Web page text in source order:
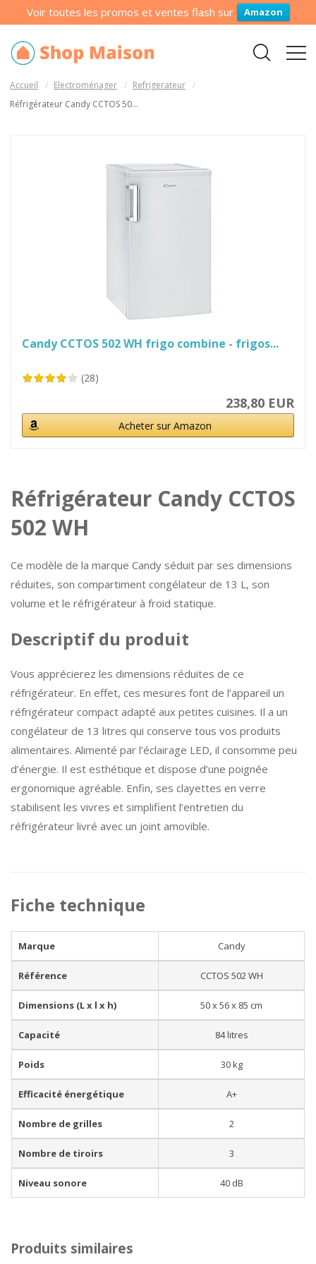
Voir toutes les promos et ventes flash sur Amazon
Accueil Electroménager
Refrigerateur
Réfrigérateur Candy CCTOS 50...
Candy CCTOS 502 WH frigo combine - frigos...
(28)
238,80 EUR
Acheter sur Amazon
Réfrigérateur Candy CCTOS
502 WH
Ce modèle de la marque Candy séduit par ses dimensions
réduites, son compartiment congélateur de 13 L, son
volume et le réfrigérateur à froid statique.
Descriptif du produit
Vous apprécierez les dimensions réduites de ce
réfrigérateur. En effet, ces mesures font de l’appareil un
réfrigérateur compact adapté aux petites cuisines. Il a un
congélateur de 13 litres qui conserve tous vos produits
alimentaires. Alimenté par l’éclairage LED, il consomme peu
d’énergie. Il est esthétique et dispose d’une poignée
ergonomique agréable. Enfin, ses clayettes en verre
stabilisent les vivres et simplifient l’entretien du
réfrigérateur livré avec un joint amovible.
Fiche technique
Marque Candy
Référence CCTOS 502 WH
Dimensions (L x l x h) 50 x 56 x 85 cm
Capacité 84 litres
Poids 30 kg
Efficacité énergétique A+
Nombre de grilles 2
Nombre de tiroirs 3
Niveau sonore 40 dB
Produits similaires